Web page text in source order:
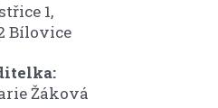
1,
Bílovice
Žáková